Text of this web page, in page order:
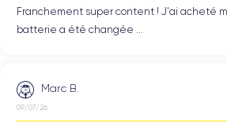
Franchement super content ! J'ai acheté
batterie a été changée ...
Marc B.
09/07/26